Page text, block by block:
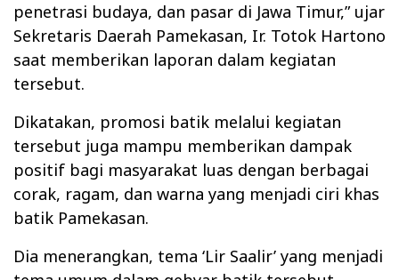
penetrasi budaya, dan pasar di Jawa Timur,” ujar
Sekretaris Daerah Pamekasan, Ir. Totok Hartono
saat memberikan laporan dalam kegiatan
tersebut.
Dikatakan, promosi batik melalui kegiatan
tersebut juga mampu memberikan dampak
positif bagi masyarakat luas dengan berbagai
corak, ragam, dan warna yang menjadi ciri khas
batik Pamekasan.
Dia menerangkan, tema ‘Lir Saalir’ yang menjadi